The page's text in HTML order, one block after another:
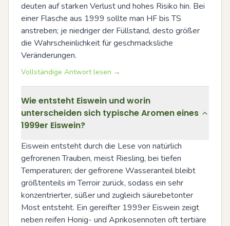
deuten auf starken Verlust und hohes Risiko hin. Bei
einer Flasche aus 1999 sollte man HF bis TS
anstreben; je niedriger der Füllstand, desto größer
die Wahrscheinlichkeit für geschmacksliche
Veränderungen.
Vollständige Antwort lesen →
Wie entsteht Eiswein und worin
unterscheiden sich typische Aromen eines
1999er Eiswein?
Eiswein entsteht durch die Lese von natürlich
gefrorenen Trauben, meist Riesling, bei tiefen
Temperaturen; der gefrorene Wasseranteil bleibt
größtenteils im Terroir zurück, sodass ein sehr
konzentrierter, süßer und zugleich säurebetonter
Most entsteht. Ein gereifter 1999er Eiswein zeigt
neben reifen Honig- und Aprikosennoten oft tertiäre